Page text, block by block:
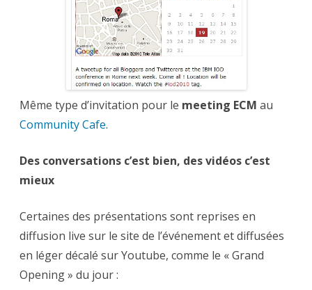
Même type d’invitation pour le meeting ECM au
Community Cafe.
Des conversations c’est bien, des vidéos c’est
mieux
Certaines des présentations sont reprises en
diffusion live sur le site de l’événement et diffusées
en léger décalé sur Youtube, comme le « Grand
Opening » du jour :